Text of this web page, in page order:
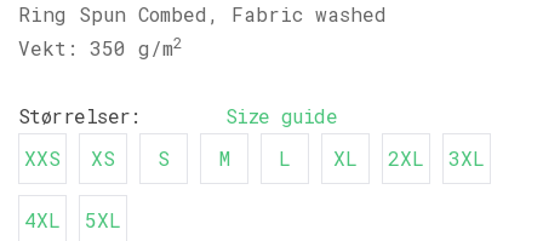
Ring Spun Combed, Fabric washed
Vekt: 350 g/m2
Størrelser:
Size guide
XXS
XS S M L XL 2XL 3XL
4XL 5XL